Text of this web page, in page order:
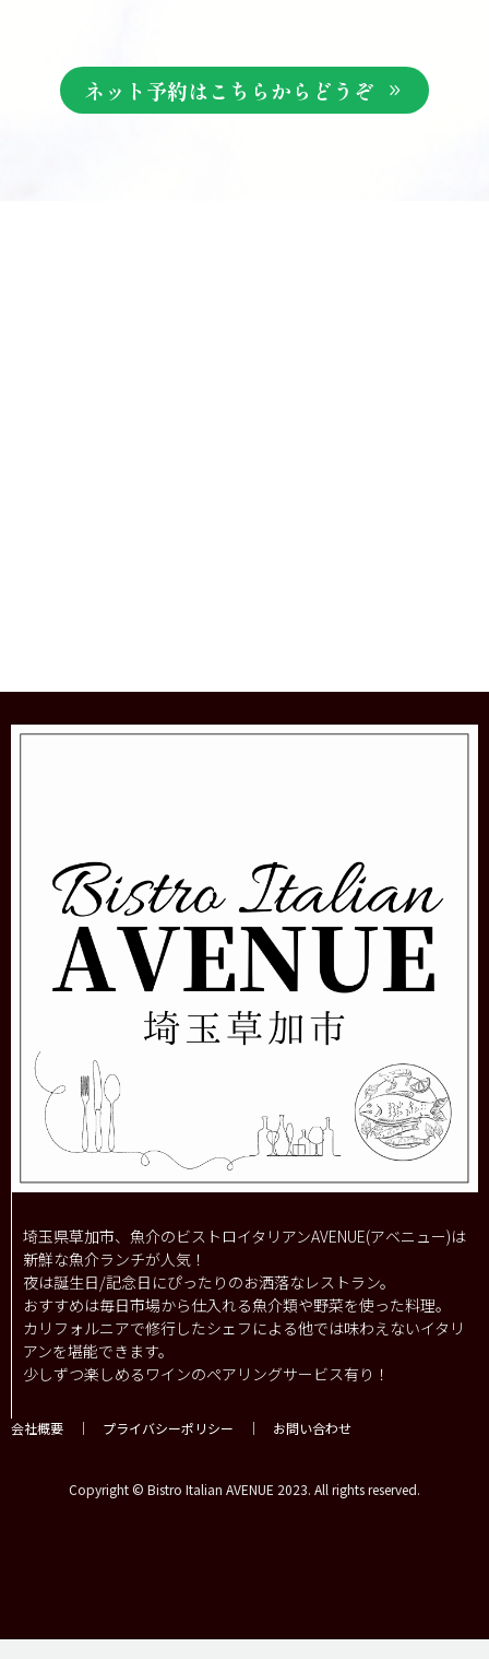
ネット予約はこちらからどうぞ
埼玉県草加市、魚介のビストロイタリアンAVENUE(アベニュー)は
新鮮な魚介ランチが人気！
夜は誕生日/記念日にぴったりのお洒落なレストラン。
おすすめは毎日市場から仕入れる魚介類や野菜を使った料理。
カリフォルニアで修行したシェフによる他では味わえないイタリ
アンを堪能できます。
少しずつ楽しめるワインのペアリングサービス有り！
会社概要 ｜ プライバシーポリシー ｜ お問い合わせ
Copyright © Bistro Italian AVENUE 2023. All rights reserved.